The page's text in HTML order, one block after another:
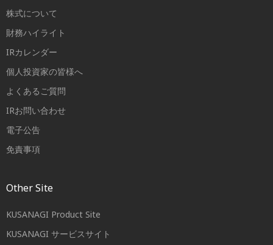
株式について
財務ハイライト
IRカレンダー
個人投資家の皆様へ
よくあるご質問
IRお問い合わせ
電子公告
免責事項
Other Site
KUSANAGI Product Site
KUSANAGI サービスサイト